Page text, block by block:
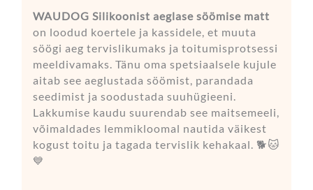
WAUDOG Silikoonist aeglase söömise matt
on loodud koertele ja kassidele, et muuta
söögi aeg tervislikumaks ja toitumisprotsessi
meeldivamaks. Tänu oma spetsiaalsele kujule
aitab see aeglustada söömist, parandada
seedimist ja soodustada suuhügieeni.
Lakkumise kaudu suurendab see maitsemeeli,
võimaldades lemmikloomal nautida väikest
kogust toitu ja tagada tervislik kehakaal. 🐕🐱
💙